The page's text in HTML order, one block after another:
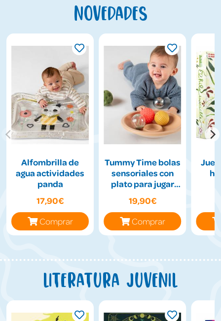
Novedades
Alfombrilla de
agua actividades
panda
17,90€
Comprar
Tummy Time bolas
sensoriales con
plato para jugar
19,90€
Comprar
Literatura juvenil